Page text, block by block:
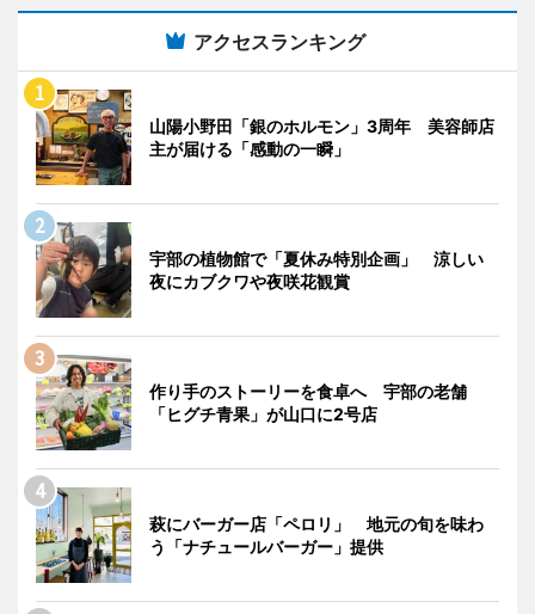
アクセスランキング
山陽小野田「銀のホルモン」3周年 美容師店
主が届ける「感動の一瞬」
宇部の植物館で「夏休み特別企画」 涼しい
夜にカブクワや夜咲花観賞
作り手のストーリーを食卓へ 宇部の老舗
「ヒグチ青果」が山口に2号店
萩にバーガー店「ペロリ」 地元の旬を味わ
う「ナチュールバーガー」提供